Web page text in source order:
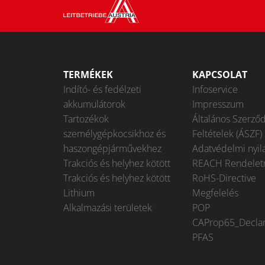
TERMÉKEK
Indító- és fedélzeti
akkumulátorok
Tartozékok
személygépkocsikhoz és
haszongépjárművekhez
Trakciós és helyhez kötött
Trakciós és helyhez kötött
Lithium
Alkalmazási területek
KAPCSOLAT
Infoservice
Impresszum
Általános
Feltételek (ÁSZF)
Adatvédelmi
REACH
RoHS-Directive
Megfelelés
POP
PFAS